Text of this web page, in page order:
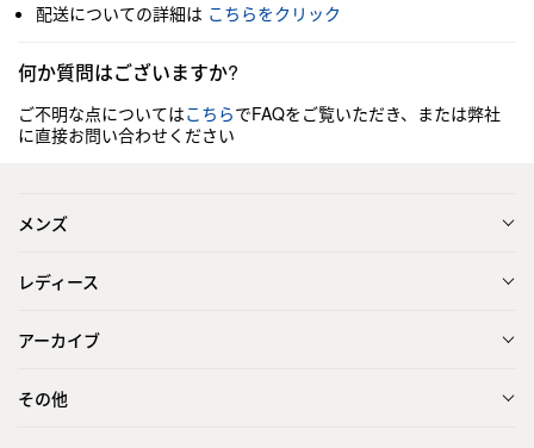
配送についての詳細は こちらをクリック
何か質問はございますか?
ご不明な点についてはこちらでFAQをご覧いただき、または弊社
に直接お問い合わせください
メンズ
レディース
アーカイブ
その他